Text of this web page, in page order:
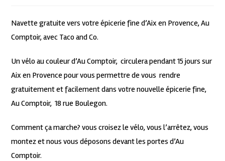
Navette gratuite vers votre épicerie fine d’Aix en Provence, Au
Comptoir, avec Taco and Co.
Un vélo au couleur d’Au Comptoir, circulera pendant 15 jours sur
Aix en Provence pour vous permettre de vous rendre
gratuitement et facilement dans votre nouvelle épicerie fine,
Au Comptoir, 18 rue Boulegon.
Comment ça marche? vous croisez le vélo, vous l’arrêtez, vous
montez et nous vous déposons devant les portes d’Au
Comptoir.